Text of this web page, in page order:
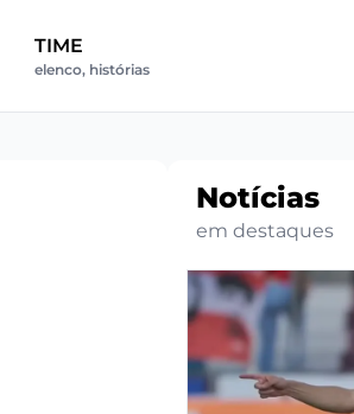
TIME
elenco, histórias
Notícias
em destaques